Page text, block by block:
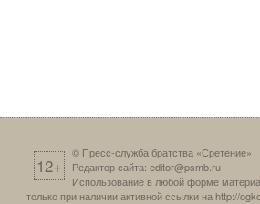
12+
© Пресс-служба братства «Сретение»
Редактор сайта: editor@psmb.ru
Использование в любой форме
только при наличии активной ссылки на http://